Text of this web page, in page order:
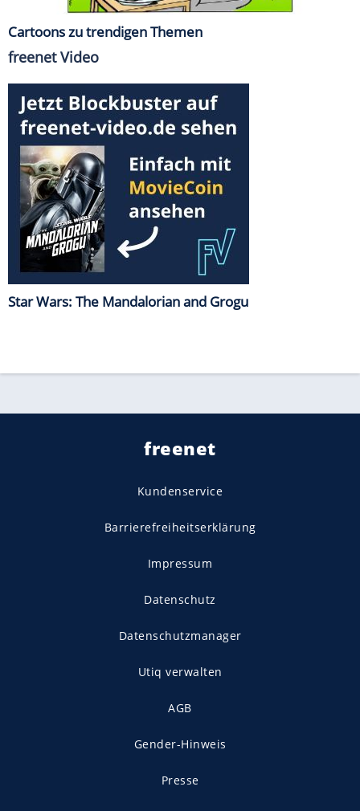
Cartoons zu trendigen Themen
freenet Video
Star Wars: The Mandalorian and Grogu
freenet
Kundenservice
Barrierefreiheitserklärung
Impressum
Datenschutz
Datenschutzmanager
Utiq verwalten
AGB
Gender-Hinweis
Presse